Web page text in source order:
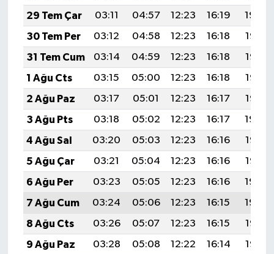
29 Tem Çar
03:11 04:57 12:23 16:19
19:39
30 Tem Per
03:12 04:58 12:23 16:18
19:38
31 Tem Cum
03:14 04:59 12:23 16:18
19:37
1 Ağu Cts
03:15 05:00 12:23 16:18
19:36
2 Ağu Paz
03:17 05:01 12:23 16:17
19:35
3 Ağu Pts
03:18 05:02 12:23 16:17
19:34
4 Ağu Sal
03:20 05:03 12:23 16:16
19:33
5 Ağu Çar
03:21 05:04 12:23 16:16
19:32
6 Ağu Per
03:23 05:05 12:23 16:16
19:30
7 Ağu Cum
03:24 05:06 12:23 16:15
19:29
8 Ağu Cts
03:26 05:07 12:23 16:15
19:28
9 Ağu Paz
03:28 05:08 12:22 16:14
19:27